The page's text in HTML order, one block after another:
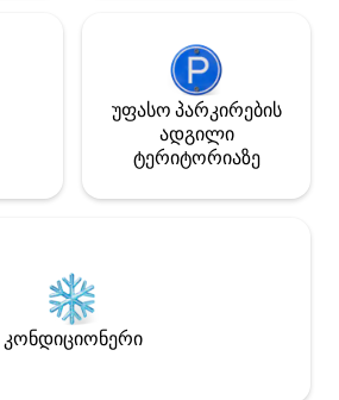
უფასო პარკირების
ადგილი
ტერიტორიაზე
კონდიციონერი